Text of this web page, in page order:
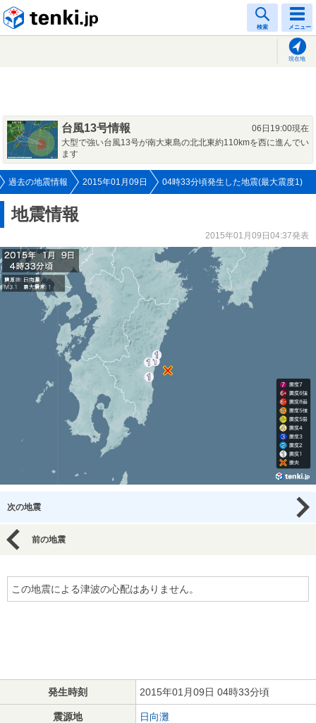
検索 メニュー
現在地
台風13号情報
06日19:00現在
大型で強い台風13号が南大東島の北北東約110kmを西に進んでい
ます
過去の地震情報 2015年01月09日 04時33分頃発生した地震(最大震度1)
地震情報
2015年01月09日04:37発表
次の地震
前の地震
この地震による津波の心配はありません。
発生時刻 2015年01月09日 04時33分頃
震源地 日向灘